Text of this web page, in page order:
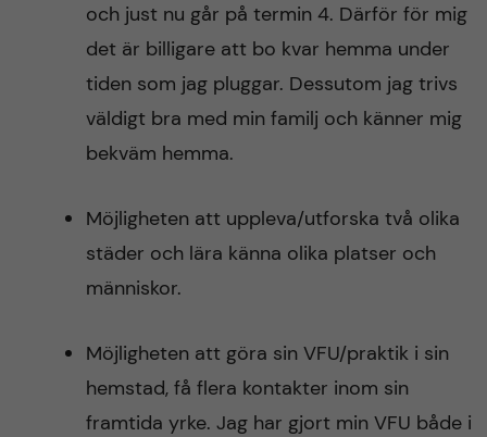
och just nu går på termin 4. Därför för mig
det är billigare att bo kvar hemma under
tiden som jag pluggar. Dessutom jag trivs
väldigt bra med min familj och känner mig
bekväm hemma.
Möjligheten att uppleva/utforska två olika
städer och lära känna olika platser och
människor.
Möjligheten att göra sin VFU/praktik i sin
hemstad, få flera kontakter inom sin
framtida yrke. Jag har gjort min VFU både i